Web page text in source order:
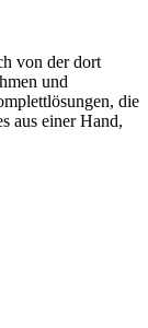
von der dort
und
die
aus einer Hand,